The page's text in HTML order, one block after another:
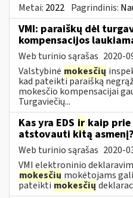
Metai: 2022 Pagrindinis:
VMI: paraiškų dėl
kompensacijos
Web turinio sąrašas 2020-
Valstybinė mokesčių
kad pateikti paraišką
mokesčio kompensacijai
Turgaviečių...
Kas yra EDS ir kaip prie
atstovauti kitą
Web turinio sąrašas 2020-
VMI elektroninio
mokesčių mokėtojams
pateiktimokesčių